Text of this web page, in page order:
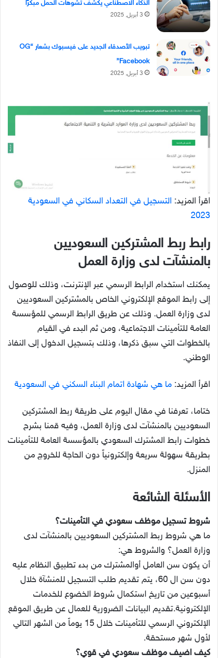
الذكاء الاصطناعي يكشف تشوهات الحمل مبكرًا
3 أبريل, 2025
تبويب الأصدقاء الجديد على فيسبوك بشعار “OG
Facebook”
3 أبريل, 2025
اقرأ المزيد: التسجيل في التعداد السكاني في السعودية
2023
رابط ربط المشتركين السعوديين
بالمنشآت لدى وزارة العمل
يمكنك استخدام الرابط الرسمي عبر الإنترنت، وذلك للوصول
إلى رابط الموقع الإلكتروني الخاص بالمشتركين السعوديين
لدى وزارة العمل. وذلك عن طريق الرابط الرسمي للمؤسسة
العامة للتأمينات الاجتماعية، ومن ثم البدء في القيام
بالخطوات التي سبق ذكرها، وذلك بتسجيل الدخول إلى النفاذ
الوطني.
اقرأ المزيد: ما هي شهادة اتمام البناء السكني في السعودية
ختاما، تعرفنا في مقال اليوم على طريقة ربط المشتركين
السعوديين بالمنشآت لدى وزارة العمل، وفيه قمنا بشرح
خطوات رابط المشترك السعودي بالمؤسسة العامة للتأمينات
بطريقة سهولة سريعة وإلكترونياً دون الحاجة للخروج من
المنزل.
الأسئلة الشائعة
شروط تسجيل موظف سعودي في التأمينات؟
ما هي شروط ربط المشتركين السعوديين بالمنشآت لدى
وزارة العمل؟ والشروط هي:
أن يكون سن العامل أوالمشترك من بدء تطبيق النظام عليه
دون سن ال 60، يتم تقديم طلب التسجيل للمنشآة خلال
أسبوعين من تاريخ استكمال شروط الخضوع للخدمات
الإلكترونية.تقديم البيانات الضرورية للعمال عن طريق الموقع
الإلكتروني الرسمي للتأمينات خلال 15 يوماً من الشهر التالي
لأول شهر مستحقة.
كيف اضيف موظف سعودي في قوي؟